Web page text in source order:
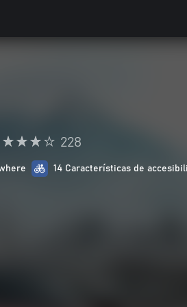
228
14 Características de